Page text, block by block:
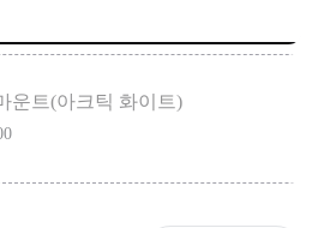
운트(아크틱 화이트)